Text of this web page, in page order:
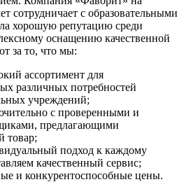
сотрудничает с образовательными
хорошую репутацию среди
оснащению качественной
за то, что мы:
ассортимент для
различных потребностей
учреждений;
с проверенными и
предлагающими
товар;
подход к каждому
качественный сервис;
и конкурентоспособные цены.